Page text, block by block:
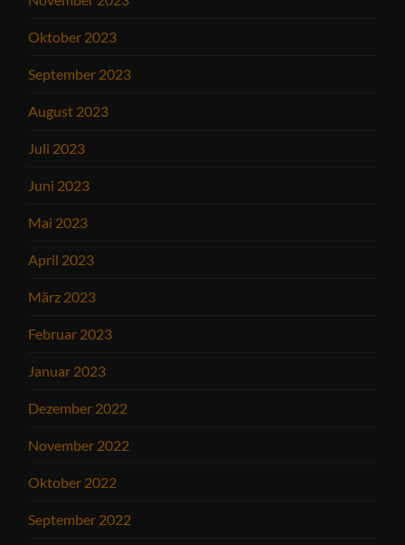
Oktober 2023
September 2023
August 2023
Juli 2023
Juni 2023
Mai 2023
April 2023
März 2023
Februar 2023
Januar 2023
Dezember 2022
November 2022
Oktober 2022
September 2022